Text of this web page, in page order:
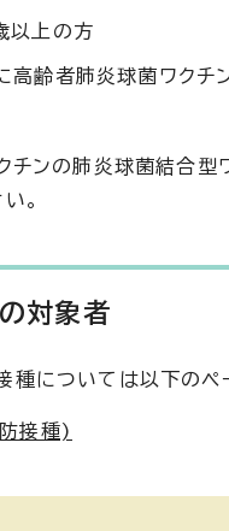
以上の方
高齢者肺炎球菌ワクチ
チンの肺炎球菌結合型
。
対象者
については以下のペ
接種)